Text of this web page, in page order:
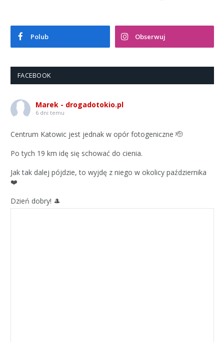
Polub Obserwuj
FACEBOOK
Marek - drogadotokio.pl
6 dni temu
Centrum Katowic jest jednak w opór fotogeniczne 🫡
Po tych 19 km idę się schować do cienia.
Jak tak dalej pójdzie, to wyjdę z niego w okolicy października
❤️
Dzień dobry! 🎩